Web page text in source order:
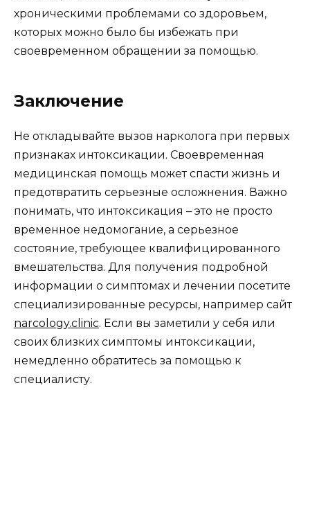
хроническими проблемами со здоровьем,
которых можно было бы избежать при
своевременном обращении за помощью.
Заключение
Не откладывайте вызов нарколога при первых
признаках интоксикации. Своевременная
медицинская помощь может спасти жизнь и
предотвратить серьезные осложнения. Важно
понимать, что интоксикация – это не просто
временное недомогание, а серьезное
состояние, требующее квалифицированного
вмешательства. Для получения подробной
информации о симптомах и лечении посетите
специализированные ресурсы, например сайт
narcology.clinic. Если вы заметили у себя или
своих близких симптомы интоксикации,
немедленно обратитесь за помощью к
специалисту.